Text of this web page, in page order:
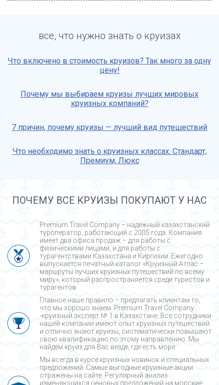
все, что нужно знать о круизах
Что включено в стоимость круизов? Так много за одну
цену!
Почему мы выбираем круизы лучших мировых
круизных компаний?
7 причин, почему круизы — лучший вид путешествий
Что необходимо знать о круизных классах: Стандарт,
Премиум, Люкс
ПОЧЕМУ ВСЕ КРУИЗЫ ПОКУПАЮТ У НАС
Premium Travel Company – надежный казахстанский
туроператор, работающий с 2005 года. Компания
имеет два офиса продаж – для работы с
физическими лицами, и для работы с
турагентствами Казахстана и Киргизии. Ежегодно
выпускается печатный каталог «Круизный Атлас –
маршруты лучших круизных путешествий по всему
миру», который распространяется среди туристов и
турагентов.
Главное наше правило – предлагать клиентам то,
что мы хорошо знаем. Premium Travel Company
-круизный эксперт № 1 в Казахстане. Все сотрудники
нашей компании имеют опыт круизных путешествий
и отлично знают круизы, систематически повышают
свою квалификацию по этому направлению. Мы
найдем круиз для Вас везде, где есть море.
Мы всегда в курсе круизных новинок и специальных
предложений. Самые выгодные круизные акции
отражены на сайте. Регулярный анализ
изменяющихся ценовых предложений на морские